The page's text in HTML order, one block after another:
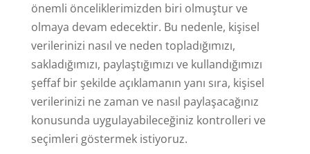
önemli önceliklerimizden biri olmuştur ve
olmaya devam edecektir. Bu nedenle, kişisel
verilerinizi nasıl ve neden topladığımızı,
sakladığımızı, paylaştığımızı ve kullandığımızı
şeffaf bir şekilde açıklamanın yanı sıra, kişisel
verilerinizi ne zaman ve nasıl paylaşacağınız
konusunda uygulayabileceğiniz kontrolleri ve
seçimleri göstermek istiyoruz.